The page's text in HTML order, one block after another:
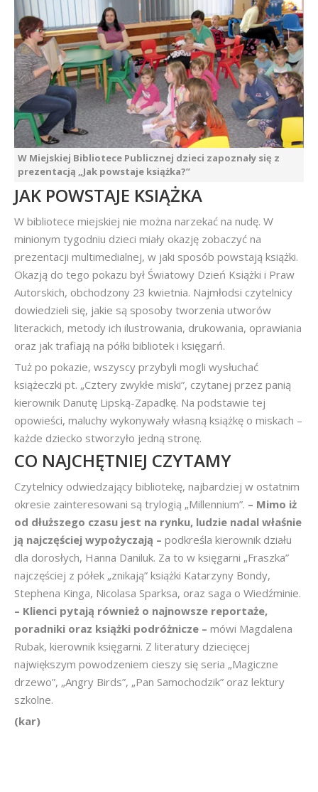
W Miejskiej Bibliotece Publicznej dzieci zapoznały się z
prezentacją „Jak powstaje książka?”
JAK POWSTAJE KSIĄŻKA
W bibliotece miejskiej nie można narzekać na nudę. W
minionym tygodniu dzieci miały okazję zobaczyć na
prezentacji multimedialnej, w jaki sposób powstają książki.
Okazją do tego pokazu był Światowy Dzień Książki i Praw
Autorskich, obchodzony 23 kwietnia. Najmłodsi czytelnicy
dowiedzieli się, jakie są sposoby tworzenia utworów
literackich, metody ich ilustrowania, drukowania, oprawiania
oraz jak trafiają na półki bibliotek i księgarń.
Tuż po pokazie, wszyscy przybyli mogli wysłuchać
książeczki pt. „Cztery zwykłe miski”, czytanej przez panią
kierownik Danutę Lipską-Zapadkę. Na podstawie tej
opowieści, maluchy wykonywały własną książkę o miskach –
każde dziecko stworzyło jedną stronę.
CO NAJCHĘTNIEJ CZYTAMY
Czytelnicy odwiedzający bibliotekę, najbardziej w ostatnim
okresie zainteresowani są trylogią „Millennium”. – Mimo iż
od dłuższego czasu jest na rynku, ludzie nadal właśnie
ją najczęściej wypożyczają – podkreśla kierownik działu
dla dorosłych, Hanna Daniluk. Za to w księgarni „Fraszka”
najczęściej z półek „znikają” książki Katarzyny Bondy,
Stephena Kinga, Nicolasa Sparksa, oraz saga o Wiedźminie.
– Klienci pytają również o najnowsze reportaże,
poradniki oraz książki podróżnicze – mówi Magdalena
Rubak, kierownik księgarni. Z literatury dziecięcej
największym powodzeniem cieszy się seria „Magiczne
drzewo”, „Angry Birds”, „Pan Samochodzik” oraz lektury
szkolne.
(kar)